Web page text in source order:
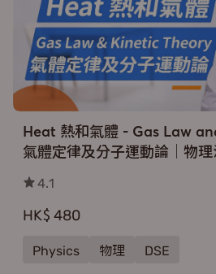
Heat 熱和氣體 - Gas Law
氣體定律及分子運動論｜物
4.1
HK$ 480
Physics 物理 DSE